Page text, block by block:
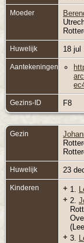
Moeder
Huwelijk 18 jul
Aantekeningen
Gezins-ID F8
Gezin
Huwelijk 23
Kinderen + 1.
+ 2.
+ 3.